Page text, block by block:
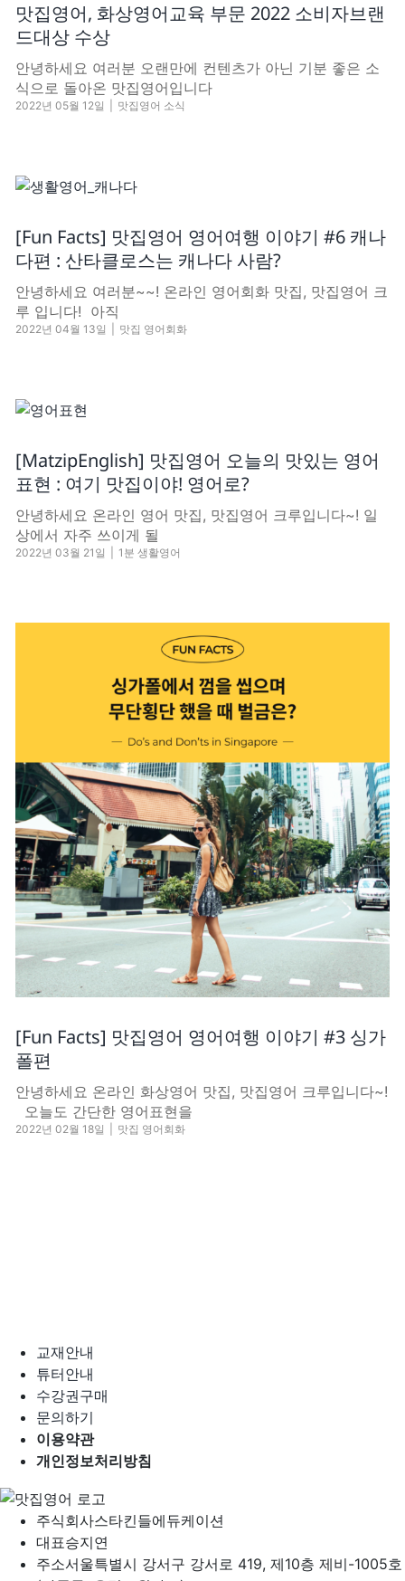
맛집영어, 화상영어교육 부문 2022 소비자브랜
드대상 수상
안녕하세요 여러분 오랜만에 컨텐츠가 아닌 기분 좋은 소
식으로 돌아온 맛집영어입니다
2022년 05월 12일 맛집영어 소식
[Fun Facts] 맛집영어 영어여행 이야기 #6 캐나
다편 : 산타클로스는 캐나다 사람?
안녕하세요 여러분~~! 온라인 영어회화 맛집, 맛집영어 크
루 입니다! ​ 아직
2022년 04월 13일 맛집 영어회화
[MatzipEnglish] 맛집영어 오늘의 맛있는 영어
표현 : 여기 맛집이야! 영어로?
안녕하세요 온라인 영어 맛집, 맛집영어 크루입니다~! 일
상에서 자주 쓰이게 될
2022년 03월 21일 1분 생활영어
[Fun Facts] 맛집영어 영어여행 이야기 #3 싱가
폴편
안녕하세요 온라인 화상영어 맛집, 맛집영어 크루입니다~!
오늘도 간단한 영어표현을
2022년 02월 18일 맛집 영어회화
교재안내
튜터안내
수강권구매
문의하기
이용약관
개인정보처리방침
주식회사스타킨들에듀케이션
대표승지연
주소서울특별시 강서구 강서로 419, 제10층 제비-1005호